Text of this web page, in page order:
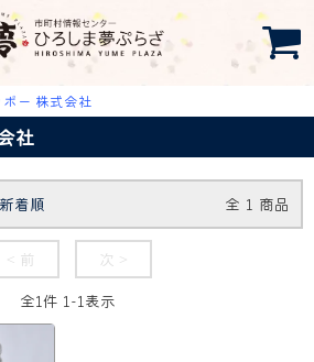
ー 株式会社
社
新着順 全 1 商品
< 前
次 >
全1件 1-1表示